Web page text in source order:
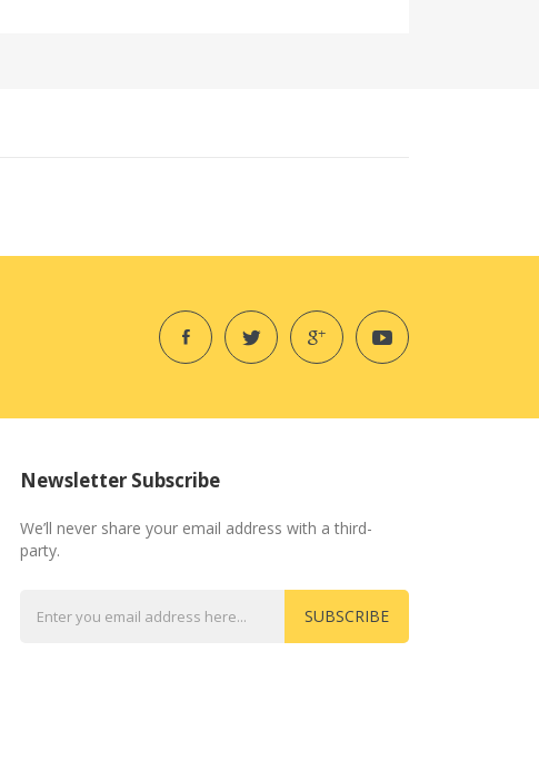
Newsletter Subscribe
We’ll never share your email address with a third-
party.
SUBSCRIBE